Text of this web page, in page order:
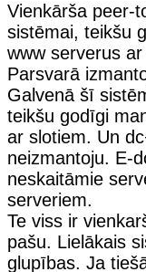
Vienkārša peer-
sistēmai, teikšu
www serverus
Parsvarā
Galvenā šī
teikšu godīgi
ar slotiem. Un
neizmantoju. E-
neskaitāmie
serveriem.
Te viss ir
pašu. Lielākais
glupības. Ja